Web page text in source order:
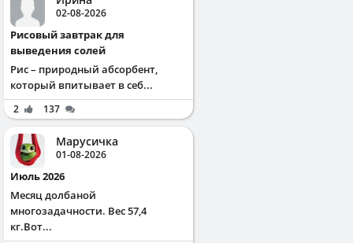
02-08-2026
Рисовый завтрак для
выведения солей
Рис – природный абсорбент,
который впитывает в себ...
2 137
Марусичка
01-08-2026
Июль 2026
Месяц долбаной
многозадачности. Вес 57,4
кг.Вот...